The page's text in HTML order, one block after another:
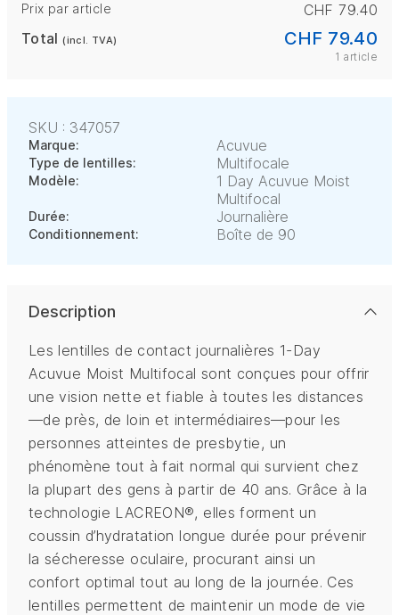
Prix par article
CHF 79.40
Total(incl. TVA) CHF 79.40
1 article
SKU : 347057
Marque: Acuvue
Type de lentilles: Multifocale
Modèle:
1 Day Acuvue Moist
Multifocal
Durée: Journalière
Conditionnement: Boîte de 90
Description
Les lentilles de contact journalières 1-Day
Acuvue Moist Multifocal sont conçues pour offrir
une vision nette et fiable à toutes les distances
—de près, de loin et intermédiaires—pour les
personnes atteintes de presbytie, un
phénomène tout à fait normal qui survient chez
la plupart des gens à partir de 40 ans. Grâce à la
technologie LACREON®, elles forment un
coussin d’hydratation longue durée pour prévenir
la sécheresse oculaire, procurant ainsi un
confort optimal tout au long de la journée. Ces
lentilles permettent de maintenir un mode de vie